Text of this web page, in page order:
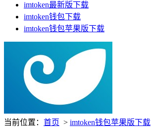
imtoken最新版下载
imtoken钱包下载
imtoken钱包苹果版下载
当前位置： 首页 > imtoken钱包苹果版下载